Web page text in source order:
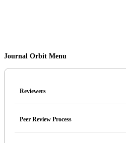
Journal Orbit Menu
Reviewers
Peer Review Process